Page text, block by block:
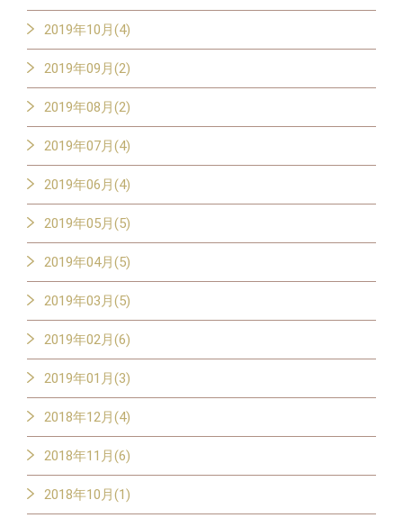
2019年10月(4)
2019年09月(2)
2019年08月(2)
2019年07月(4)
2019年06月(4)
2019年05月(5)
2019年04月(5)
2019年03月(5)
2019年02月(6)
2019年01月(3)
2018年12月(4)
2018年11月(6)
2018年10月(1)